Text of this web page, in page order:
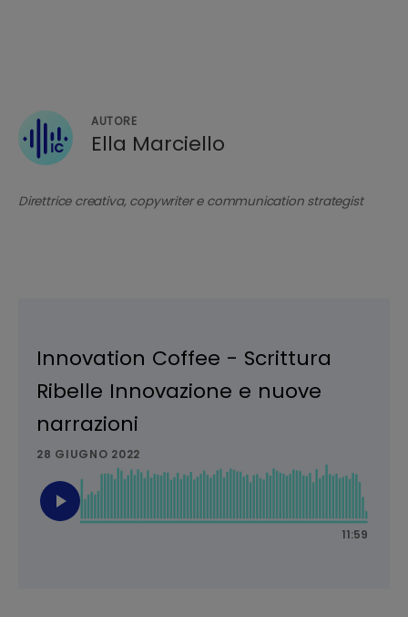
AUTORE
Ella Marciello
Direttrice creativa, copywriter e communication strategist